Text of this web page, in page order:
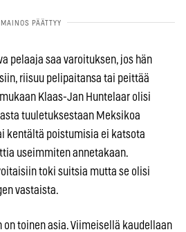
pelaaja saa varoituksen, jos hän
riisuu pelipaitansa tai peittää
Klaas-Jan Huntelaar olisi
tuuletuksestaan Meksikoa
kentältä poistumisia ei katsota
useimmiten annetakaan.
toki suitsia mutta se olisi
vastaista.
toinen asia. Viimeisellä kaudellaan